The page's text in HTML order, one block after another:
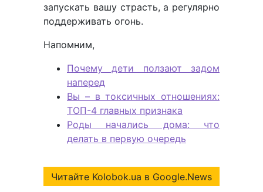
запускать вашу страсть, а регулярно
поддерживать огонь.
Напомним,
Почему дети ползают задом
наперед
Вы – в токсичных отношениях:
ТОП-4 главных признака
Роды начались дома: что
делать в первую очередь
Читайте Kolobok.ua в Google.News